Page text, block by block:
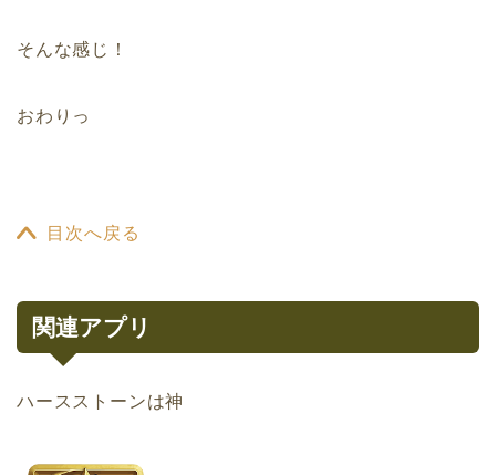
そんな感じ！
おわりっ
目次へ戻る
関連アプリ
ハースストーンは神